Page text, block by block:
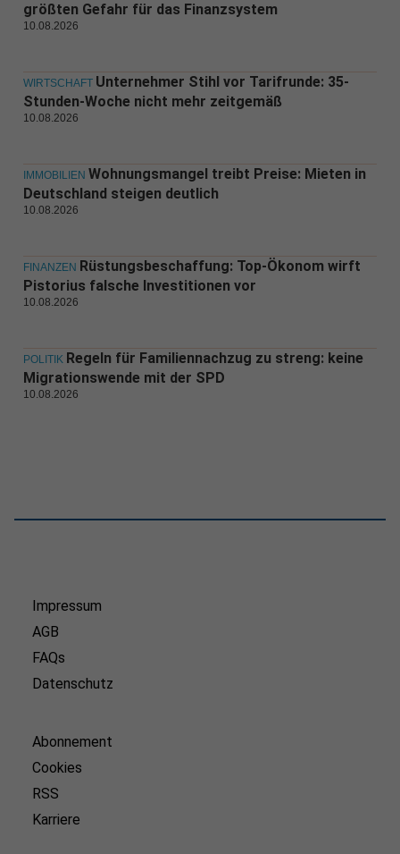
größten Gefahr für das Finanzsystem
10.08.2026
WIRTSCHAFT Unternehmer Stihl vor Tarifrunde: 35-
Stunden-Woche nicht mehr zeitgemäß
10.08.2026
IMMOBILIEN Wohnungsmangel treibt Preise: Mieten in
Deutschland steigen deutlich
10.08.2026
FINANZEN Rüstungsbeschaffung: Top-Ökonom wirft
Pistorius falsche Investitionen vor
10.08.2026
POLITIK Regeln für Familiennachzug zu streng: keine
Migrationswende mit der SPD
10.08.2026
Impressum
AGB
FAQs
Datenschutz
Abonnement
Cookies
RSS
Karriere